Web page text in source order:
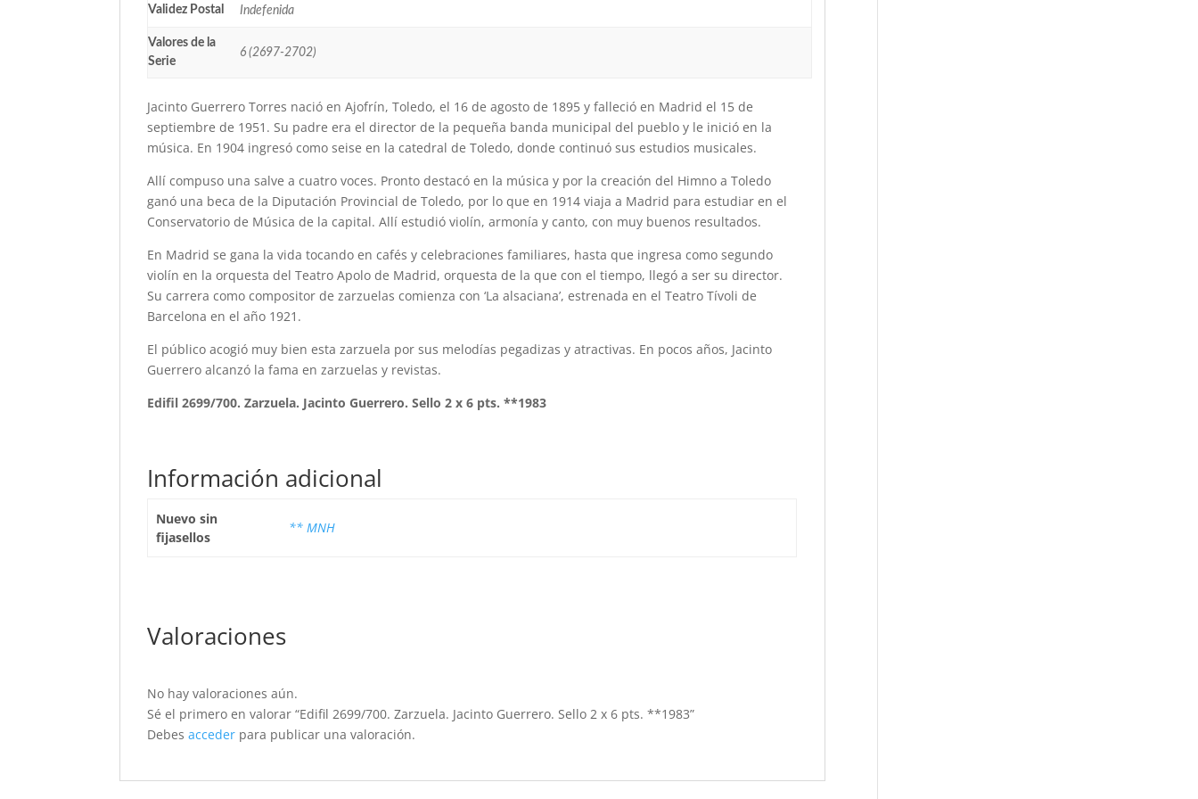
Validez Postal Indefenida
Valores de la
Serie
6 (2697-2702)
Jacinto Guerrero Torres nació en Ajofrín, Toledo, el 16 de agosto de 1895 y falleció en Madrid el 15 de
septiembre de 1951. Su padre era el director de la pequeña banda municipal del pueblo y le inició en la
música. En 1904 ingresó como seise en la catedral de Toledo, donde continuó sus estudios musicales.
Allí compuso una salve a cuatro voces. Pronto destacó en la música y por la creación del Himno a Toledo
ganó una beca de la Diputación Provincial de Toledo, por lo que en 1914 viaja a Madrid para estudiar en el
Conservatorio de Música de la capital. Allí estudió violín, armonía y canto, con muy buenos resultados.
En Madrid se gana la vida tocando en cafés y celebraciones familiares, hasta que ingresa como segundo
violín en la orquesta del Teatro Apolo de Madrid, orquesta de la que con el tiempo, llegó a ser su director.
Su carrera como compositor de zarzuelas comienza con ‘La alsaciana’, estrenada en el Teatro Tívoli de
Barcelona en el año 1921.
El público acogió muy bien esta zarzuela por sus melodías pegadizas y atractivas. En pocos años, Jacinto
Guerrero alcanzó la fama en zarzuelas y revistas.
Edifil 2699/700. Zarzuela. Jacinto Guerrero. Sello 2 x 6 pts. **1983
Información adicional
Nuevo sin
fijasellos
** MNH
Valoraciones
No hay valoraciones aún.
Sé el primero en valorar “Edifil 2699/700. Zarzuela. Jacinto Guerrero. Sello 2 x 6 pts. **1983”
Debesacceder para publicar una valoración.